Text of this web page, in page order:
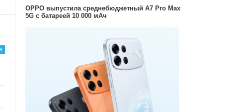
OPPO выпустила среднебюджетный A7 Pro Max
5G с батареей 10 000 мАч